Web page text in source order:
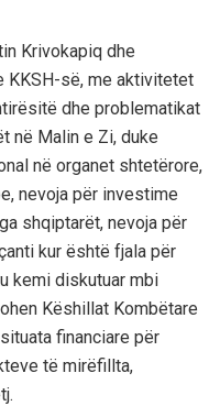
Krivokapiq dhe
KKSH-së, me aktivitetet
dhe problematikat
në Malin e Zi, duke
në organet shtetërore,
nevoja për investime
shqiptarët, nevoja për
kur është fjala për
kemi diskutuar mbi
Këshillat Kombëtare
financiare për
të mirëfillta,